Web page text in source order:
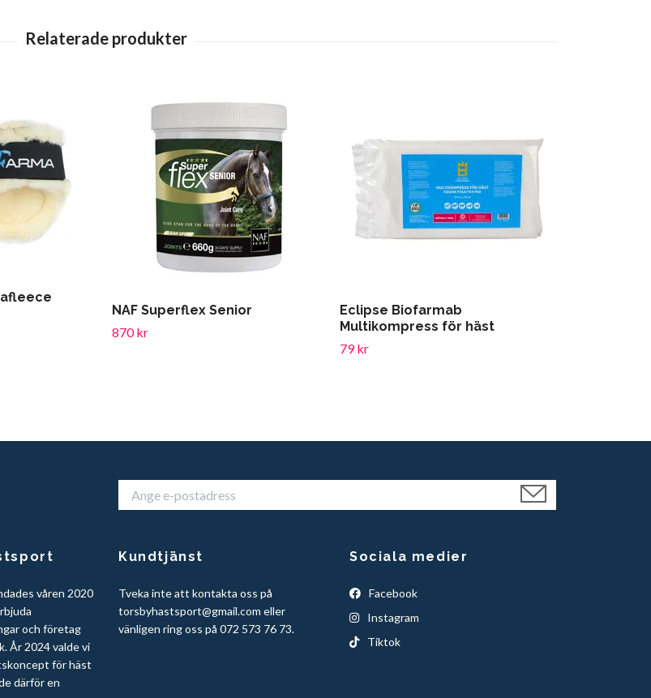
NAF Superflex Senior
870 kr
Eclipse Biofarmab
Multikompress för häst
79 kr
våren 2020
och företag
År 2024 valde vi
för häst
därför en
Kundtjänst
Tveka inte att kontakta oss på
torsbyhastsport@gmail.com eller
vänligen ring oss på 072 573 76 73.
Sociala medier
Facebook
Instagram
Tiktok